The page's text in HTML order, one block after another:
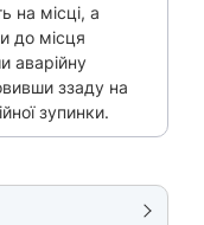
на місці, а
до місця
аварійну
ззаду на
зупинки.